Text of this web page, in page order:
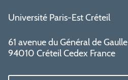
Université Paris-Est Créteil
61 avenue du Général de Gaulle
94010 Créteil Cedex France